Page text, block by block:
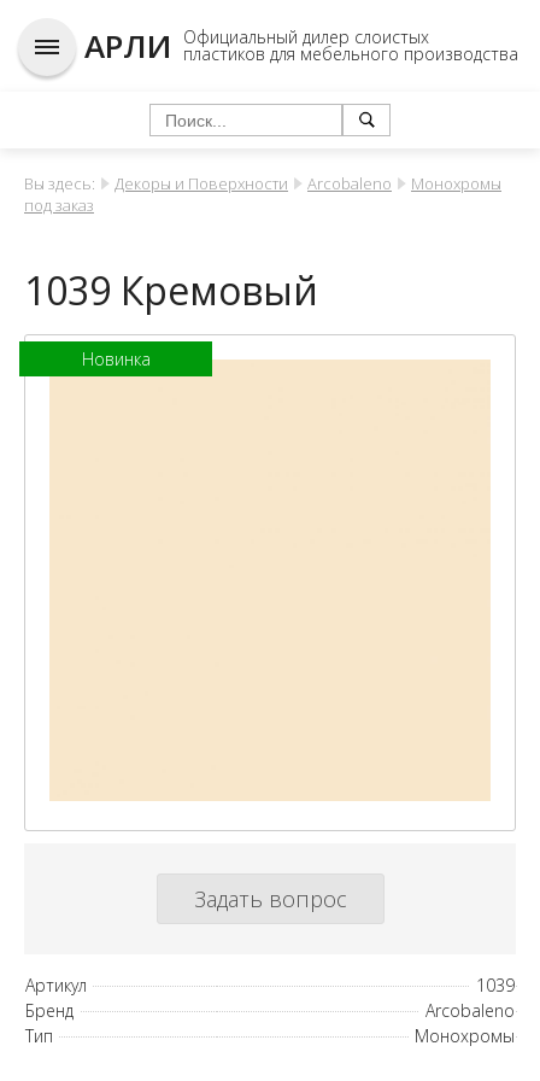
АРЛИ Официальный дилер слоистых
пластиков для мебельного производства
Вы здесь: Декоры и Поверхности Arcobaleno
Монохромы
под заказ
1039 Кремовый
Новинка
Задать вопрос
Артикул
1039
Бренд
Arcobaleno
Тип
Монохромы